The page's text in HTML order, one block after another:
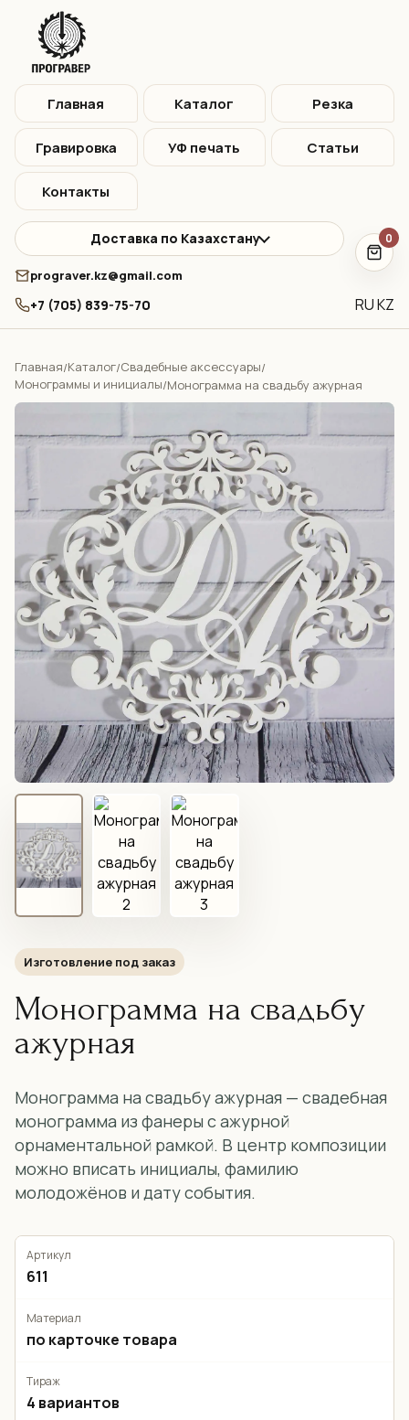
Главная Каталог Резка
Гравировка УФ печать Статьи
Контакты
Доставка по Казахстану
prograver.kz@gmail.com
+7 (705) 839-75-70 RUKZ
0
Главная/Каталог/Свадебные аксессуары/
Монограммы и инициалы/Монограмма на свадьбу ажурная
Изготовление под заказ
Монограмма на свадьбу
ажурная
Монограмма на свадьбу ажурная — свадебная
монограмма из фанеры с ажурной
орнаментальной рамкой. В центр композиции
можно вписать инициалы, фамилию
молодожёнов и дату события.
Артикул
611
Материал
по карточке товара
Тираж
4 вариантов